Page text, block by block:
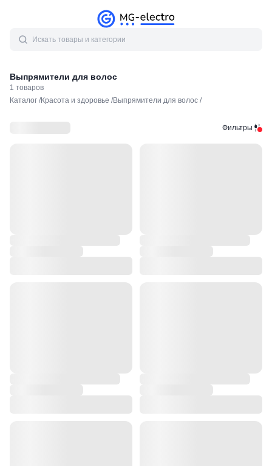
Выпрямители для волос
1 товаров
Каталог /Красота и здоровье /Выпрямители для волос /
Фильтры